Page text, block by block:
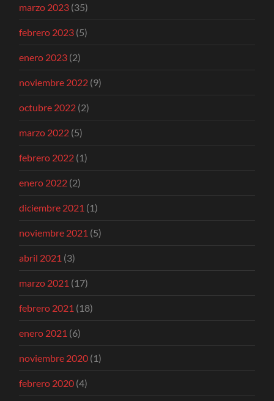
marzo 2023 (35)
febrero 2023 (5)
enero 2023 (2)
noviembre 2022 (9)
octubre 2022 (2)
marzo 2022 (5)
febrero 2022 (1)
enero 2022 (2)
diciembre 2021 (1)
noviembre 2021 (5)
abril 2021 (3)
marzo 2021 (17)
febrero 2021 (18)
enero 2021 (6)
noviembre 2020 (1)
febrero 2020 (4)